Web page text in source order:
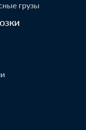
грузы